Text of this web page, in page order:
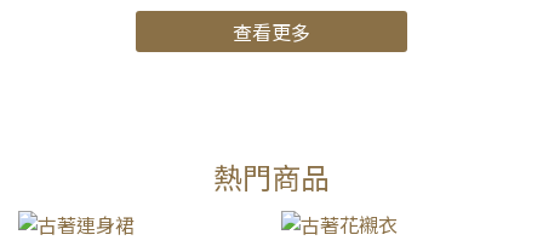
查看更多
熱門商品